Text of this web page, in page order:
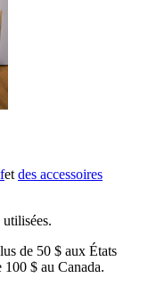
et des accessoires
de 50 $ aux États
100 $ au Canada.